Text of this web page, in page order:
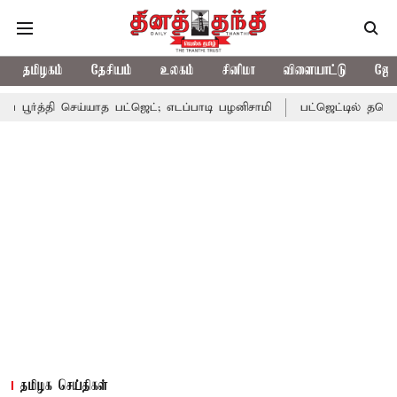
தமிழகம் தேசியம் உலகம் சினிமா விளையாட்டு
பட்ஜெட்; எடப்பாடி பழனிசாமி பட்ஜெட்டில் தவெக அரசின்
தமிழக செய்திகள்